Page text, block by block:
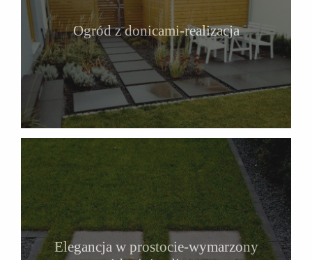
Ogród z donicami-realizacja
Elegancja w prostocie-wymarzony